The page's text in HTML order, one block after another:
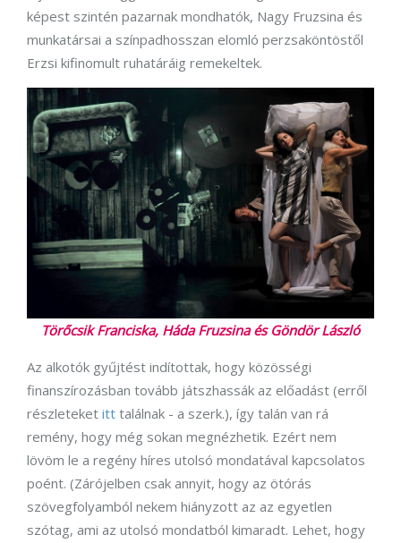
képest szintén pazarnak mondhatók, Nagy Fruzsina és
munkatársai a színpadhosszan elomló perzsaköntöstől
Erzsi kifinomult ruhatáráig remekeltek.
Törőcsik Franciska, Háda Fruzsina és Göndör László
Az alkotók gyűjtést indítottak, hogy közösségi
finanszírozásban tovább játszhassák az előadást (erről
részleteket itt találnak - a szerk.), így talán van rá
remény, hogy még sokan megnézhetik. Ezért nem
lövöm le a regény híres utolsó mondatával kapcsolatos
poént. (Zárójelben csak annyit, hogy az ötórás
szövegfolyamból nekem hiányzott az az egyetlen
szótag, ami az utolsó mondatból kimaradt. Lehet, hogy